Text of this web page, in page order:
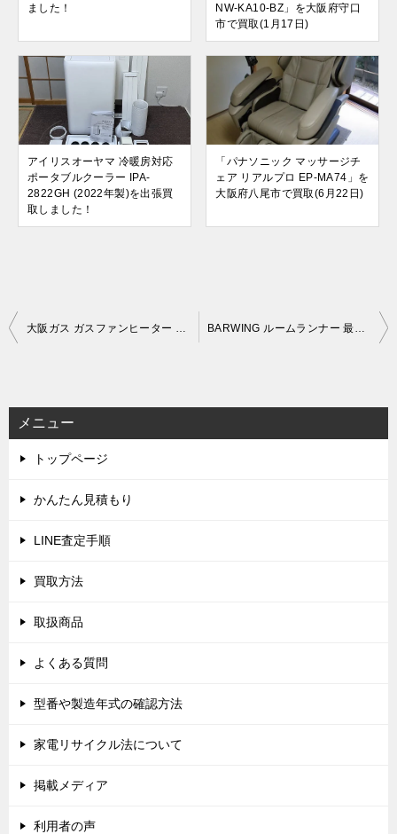
ました！
NW-KA10-BZ」を大阪府守口
市で買取(1月17日)
アイリスオーヤマ 冷暖房対応
ポータブルクーラー IPA-
2822GH (2022年製)を出張買
取しました！
「パナソニック マッサージチ
ェア リアルプロ EP-MA74」を
大阪府八尾市で買取(6月22日)
投
ビ
ゲ
ー
シ
メニュー
トップページ
かんたん見積もり
LINE査定手順
買取方法
取扱商品
よくある質問
型番や製造年式の確認方法
家電リサイクル法について
掲載メディア
利用者の声